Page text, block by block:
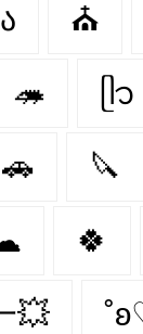
⛪️
🦔 ᥫ᭡
🚗 🔪
🍀
💥